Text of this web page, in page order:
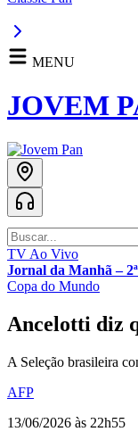
MENU
JOVEM
TV Ao Vivo
Jornal da Manhã –
Copa do Mundo
Ancelotti diz
A Seleção brasileira
AFP
13/06/2026 às 22h55